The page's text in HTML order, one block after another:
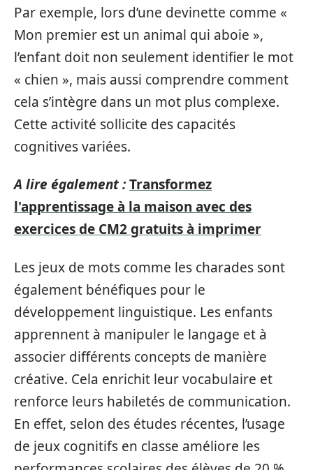
Par exemple, lors d’une devinette comme «
Mon premier est un animal qui aboie »,
l’enfant doit non seulement identifier le mot
« chien », mais aussi comprendre comment
cela s’intègre dans un mot plus complexe.
Cette activité sollicite des capacités
cognitives variées.
A lire également :Transformez
l'apprentissage à la maison avec des
exercices de CM2 gratuits à imprimer
Les jeux de mots comme les charades sont
également bénéfiques pour le
développement linguistique. Les enfants
apprennent à manipuler le langage et à
associer différents concepts de manière
créative. Cela enrichit leur vocabulaire et
renforce leurs habiletés de communication.
En effet, selon des études récentes, l’usage
de jeux cognitifs en classe améliore les